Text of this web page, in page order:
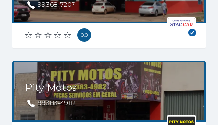
99368-7207
0.0
Pity Motos
99383-4982